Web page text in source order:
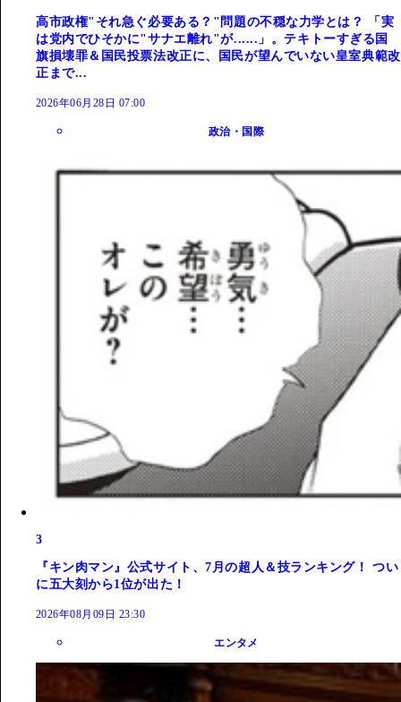
高市政権"それ急ぐ必要ある？"問題の不穏な力学とは？ 「実
は党内でひそかに"サナエ離れ"が......」。テキトーすぎる国
旗損壊罪＆国民投票法改正に、国民が望んでいない皇室典範改
正まで...
2026年06月28日 07:00
政治・国際
3
『キン肉マン』公式サイト、7月の超人＆技ランキング！ つい
に五大刻から1位が出た！
2026年08月09日 23:30
エンタメ